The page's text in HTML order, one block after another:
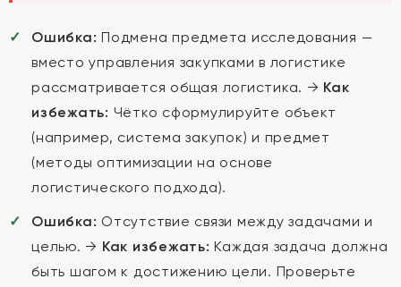
Ошибка: Подмена предмета исследования —
вместо управления закупками в логистике
рассматривается общая логистика. → Как
избежать: Чётко сформулируйте объект
(например, система закупок) и предмет
(методы оптимизации на основе
логистического подхода).
Ошибка: Отсутствие связи между задачами и
целью. → Как избежать: Каждая задача должна
быть шагом к достижению цели. Проверьте